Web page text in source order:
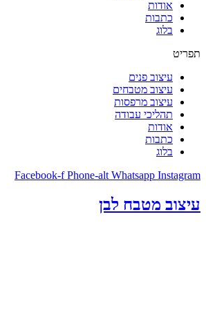
אודות
כתבות
בלוג
תפריט
עיצוב פנים
עיצוב מטבחים
עיצוב מרפסות
תהליכי עבודה
אודות
כתבות
בלוג
Facebook-f Phone-alt Whatsapp Instagram
עיצוב מטבח לבן